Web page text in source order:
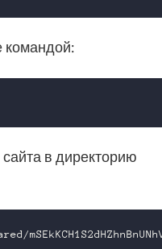
командой:
в директорию